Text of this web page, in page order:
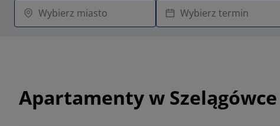
Apartamenty w Szelągówce